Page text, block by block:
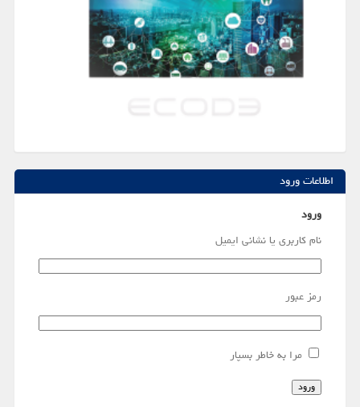
اطلاعات ورود
ورود
نام کاربری یا نشانی ایمیل
رمز عبور
مرا به خاطر بسپار
ورود